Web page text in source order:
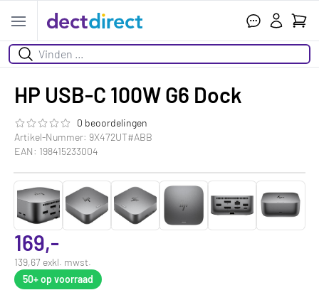
Open menu
Suchen
Ihr
HP USB-C 100W G6 Dock
Die Bewertung dieses Produkts ist
0 beoordelingen
Artikel-Nummer: 9X472UT#ABB
EAN: 198415233004
169,-
139,67 exkl. mwst.
50+op voorraad